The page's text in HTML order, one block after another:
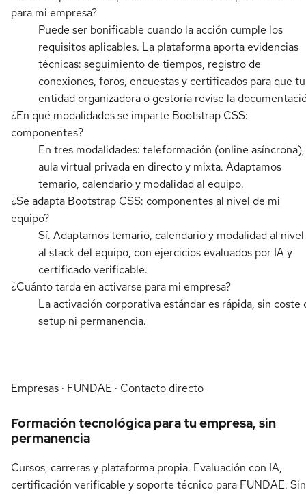
para mi empresa?
Puede ser bonificable cuando la acción cumple los
requisitos aplicables. La plataforma aporta evidencias
técnicas: seguimiento de tiempos, registro de
conexiones, foros, encuestas y certificados para que tu
entidad organizadora o gestoría revise la
¿En qué modalidades se imparte Bootstrap CSS:
componentes?
En tres modalidades: teleformación (online asíncrona),
aula virtual privada en directo y mixta. Adaptamos
temario, calendario y modalidad al equipo.
¿Se adapta Bootstrap CSS: componentes al nivel de mi
equipo?
Sí. Adaptamos temario, calendario y modalidad al
al stack del equipo, con ejercicios evaluados por IA y
certificado verificable.
¿Cuánto tarda en activarse para mi empresa?
La activación corporativa estándar es rápida, sin coste
setup ni permanencia.
Empresas · FUNDAE · Contacto directo
Formación tecnológica para tu empresa, sin
permanencia
Cursos, carreras y plataforma propia. Evaluación con IA,
certificación verificable y soporte técnico para FUNDAE. Sin